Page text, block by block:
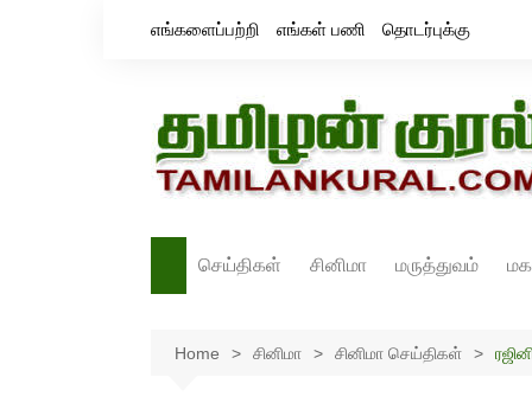
எங்களைப்பற்றி எங்கள் பணி தொடர்புக்கு
செய்திகள்
இந்தியா
சினிமா
திரைவிமர்சனம்
மருத்துவம்
Home சினிமா சினிமா செய்திகள்